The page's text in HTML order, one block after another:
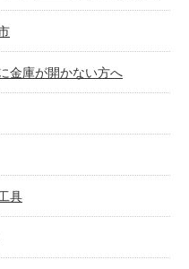
金庫が開かない方へ
具